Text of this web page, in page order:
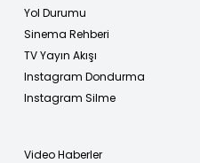
Yol Durumu
Sinema Rehberi
TV Yayın Akışı
Instagram Dondurma
Instagram Silme
Video Haberler